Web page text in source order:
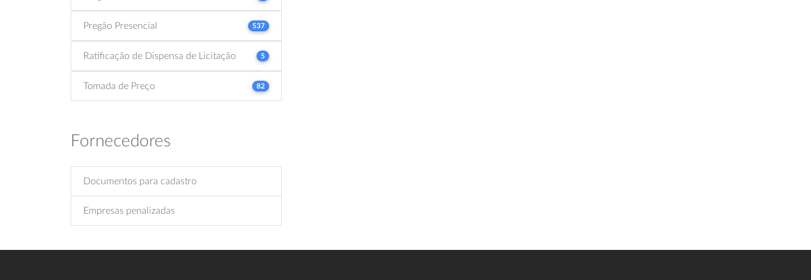
Pregão Presencial 537
Ratificação de Dispensa de Licitação 5
Tomada de Preço 82
Fornecedores
Documentos para cadastro
Empresas penalizadas